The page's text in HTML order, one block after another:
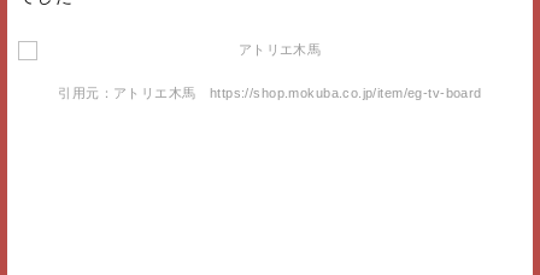
引用元：アトリエ木馬 https://shop.mokuba.co.jp/item/eg-tv-board